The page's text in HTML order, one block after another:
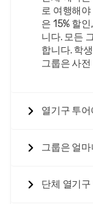
상 참가 시 추
용 교통편, 확
서를 포함하는
도매 가격, 유
를 통해 혜택을
고, 대규모 그룹
면서 가까운 거
유된 기억을 만
로 여행해
은 15% 할
니다. 모든
합니다. 학
그룹은 사
열기구 투
그룹은 얼
단체 열기